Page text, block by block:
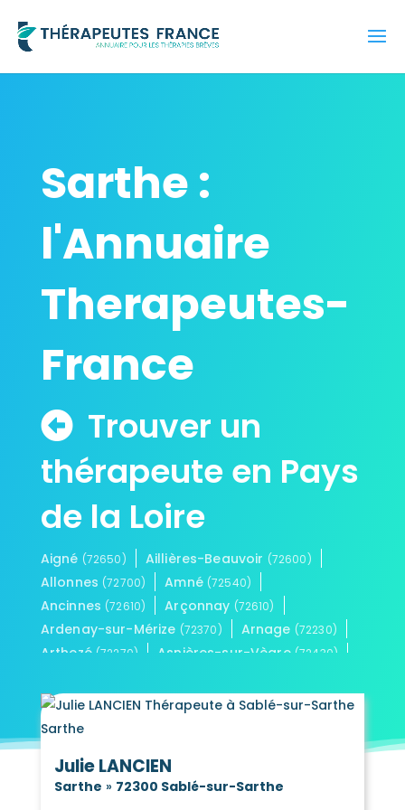
Sarthe :
l'Annuaire
Therapeutes-
France
Trouver un
thérapeute en Pays
de la Loire
Aigné (72650) Aillières-Beauvoir (72600)
Allonnes (72700) Amné (72540)
Ancinnes (72610) Arçonnay (72610)
Ardenay-sur-Mérize (72370) Arnage (72230)
Arthezé (72270) Asnières-sur-Vègre (72430)
Assé-le-Riboul (72170)
Aubigné-Racan
Les Aulneaux
Auvers-le-Hamon(72300)
Auvers-sous-Montfaucon(72540)
Julie LANCIEN
Sarthe » 72300 Sablé-sur-Sarthe